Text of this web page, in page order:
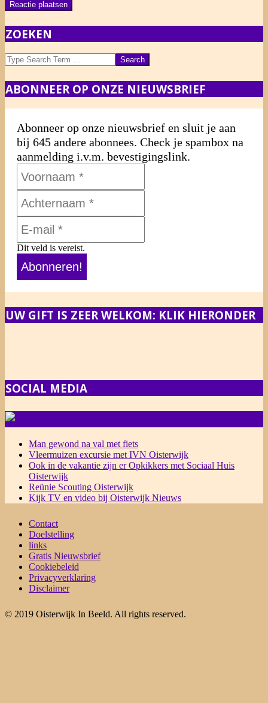
ZOEKEN
Search
ABONNEER OP ONZE NIEUWSBRIEF
Abonneer op onze nieuwsbrief en sluit je aan
bij 645 andere abonnees. Check je spambox na
aanmelding i.v.m. bevestigingslink.
Dit veld is vereist.
UW GIFT IS ZEER WELKOM: KLIK HIERONDER
SOCIAL MEDIA
Man gewond na val met fiets
Vleermuizen excursie met IVN Oisterwijk
Ook in de vakantie zijn er Opkikkers met Sociaal Huis
Oisterwijk
Reünie Scouting Oisterwijk
Kijk TV en video bij Oisterwijk Nieuws
Contact
Doelstelling
links
Gratis Nieuwsbrief
Cookiebeleid
Privacyverklaring
Disclaimer
© 2019 Oisterwijk In Beeld. All rights reserved.